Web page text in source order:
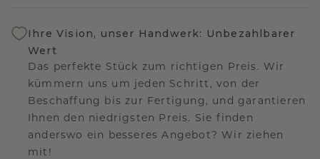
Ihre Vision, unser Handwerk: Unbezahlbarer
Wert
Das perfekte Stück zum richtigen Preis. Wir
kümmern uns um jeden Schritt, von der
Beschaffung bis zur Fertigung, und garantieren
Ihnen den niedrigsten Preis. Sie finden
anderswo ein besseres Angebot? Wir ziehen
mit!